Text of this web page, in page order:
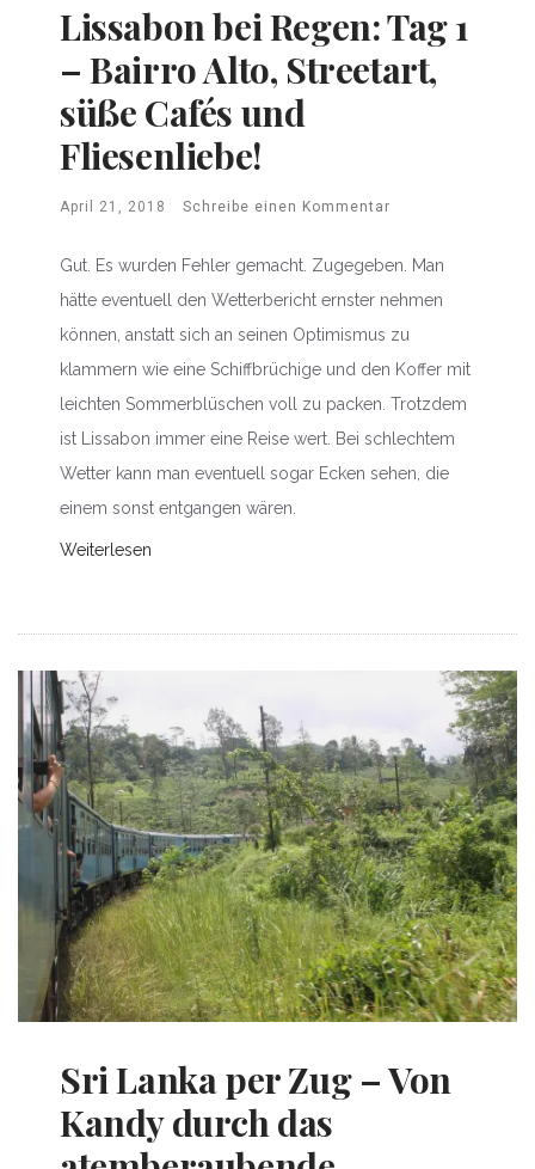
Lissabon bei Regen: Tag 1
– Bairro Alto, Streetart,
süße Cafés und
Fliesenliebe!
April 21, 2018 Schreibe einen Kommentar
Gut. Es wurden Fehler gemacht. Zugegeben. Man
hätte eventuell den Wetterbericht ernster nehmen
können, anstatt sich an seinen Optimismus zu
klammern wie eine Schiffbrüchige und den Koffer mit
leichten Sommerblüschen voll zu packen. Trotzdem
ist Lissabon immer eine Reise wert. Bei schlechtem
Wetter kann man eventuell sogar Ecken sehen, die
einem sonst entgangen wären.
Weiterlesen
Sri Lanka per Zug – Von
Kandy durch das